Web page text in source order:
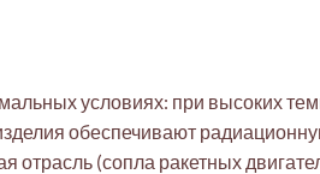
условиях: при высоких
обеспечивают
(сопла ракетных